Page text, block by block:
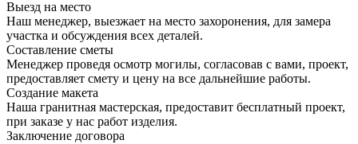
Выезд на место
Наш менеджер, выезжает на место захоронения, для замера
участка и обсуждения всех деталей.
Составление сметы
Менеджер проведя осмотр могилы, согласовав с вами, проект,
предоставляет смету и цену на все дальнейшие работы.
Создание макета
Наша гранитная мастерская, предоставит бесплатный проект,
при заказе у нас работ изделия.
Заключение договора